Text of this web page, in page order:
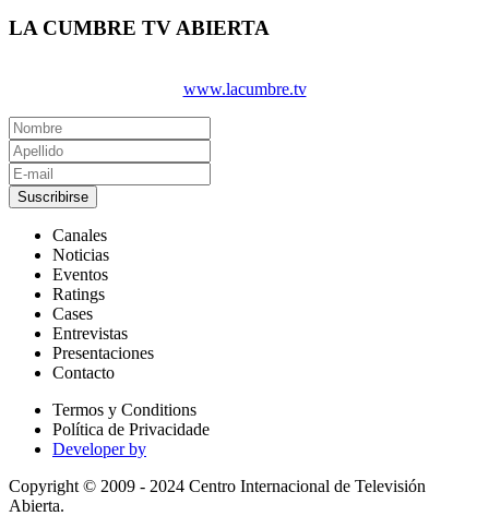
LA CUMBRE TV ABIERTA
www.lacumbre.tv
Suscribirse
Canales
Noticias
Eventos
Ratings
Cases
Entrevistas
Presentaciones
Contacto
Termos y Conditions
Política de Privacidade
Developer by
Copyright © 2009 - 2024 Centro Internacional de Televisión
Abierta.